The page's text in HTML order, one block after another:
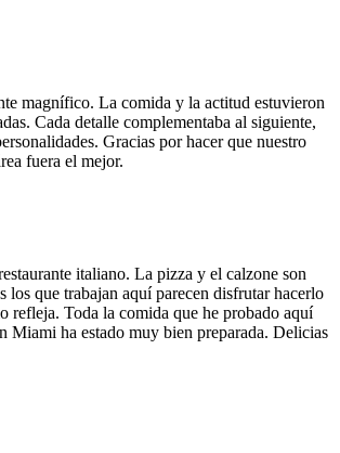
magnífico. La comida y la actitud estuvieron
Cada detalle complementaba al siguiente,
Gracias por hacer que nuestro
fuera el mejor.
italiano. La pizza y el calzone son
los que trabajan aquí parecen disfrutar hacerlo
refleja. Toda la comida que he probado aquí
Miami ha estado muy bien preparada. Delicias